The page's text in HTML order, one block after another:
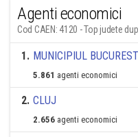
Agenti economici
Cod CAEN: 4120 - Top judete
1. MUNICIPIUL
5.861 agenti economici
2. CLUJ
2.656 agenti economici